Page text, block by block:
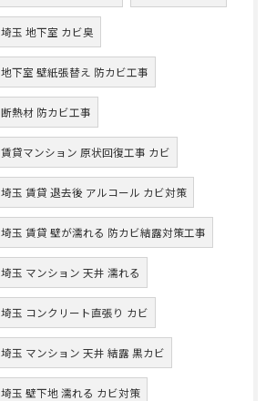
埼玉 地下室 カビ臭
地下室 壁紙張替え 防カビ工事
断熱材 防カビ工事
賃貸マンション 原状回復工事 カビ
埼玉 賃貸 退去後 アルコール カビ対策
埼玉 賃貸 壁が濡れる 防カビ結露対策工事
埼玉 マンション 天井 濡れる
埼玉 コンクリート直張り カビ
埼玉 マンション 天井 結露 黒カビ
埼玉 壁下地 濡れる カビ対策